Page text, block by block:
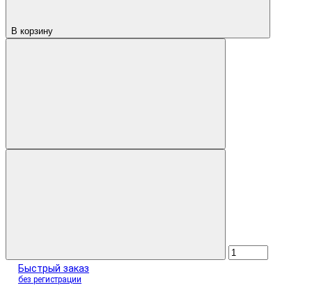
В корзину
Быстрый заказ
без регистрации